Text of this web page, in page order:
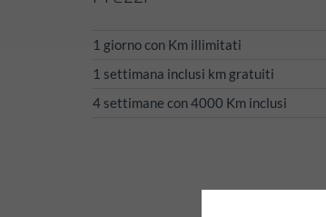
1 giorno con Km illimitati
1 settimana inclusi km gratuiti
4 settimane con 4000 Km inclusi